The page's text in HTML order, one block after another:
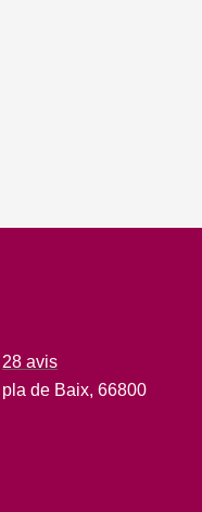
28 avis
de Baix, 66800